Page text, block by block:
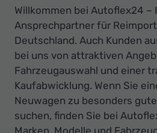
und
Gebrauchtwagen
zu
Top-
Preisen
-
Ihr
Willkommen bei Autoflex24 –
Ansprechpartner für
Deutschland. Auch Kunden
bei uns von attraktiven
Fahrzeugauswahl und einer
Kaufabwicklung. Wenn Sie
Neuwagen zu besonders
suchen, finden Sie bei